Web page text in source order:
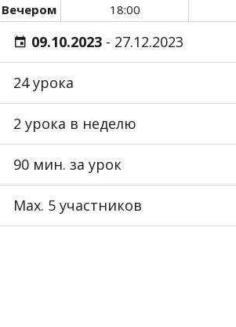
Вечером
18:00
09.10.2023 - 27.12.2023
24 урока
2 урока в неделю
90 мин. за урок
Max. 5 участников